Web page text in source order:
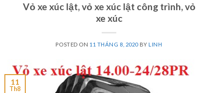
Vỏ xe xúc lật, vỏ xe xúc lật công trình, vỏ
xe xúc
POSTED ON 11 THÁNG 8, 2020 BYLINH
11
Th8